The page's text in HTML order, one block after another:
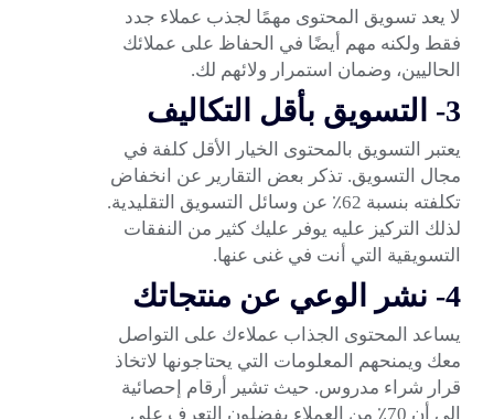
لا يعد تسويق المحتوى مهمًا لجذب عملاء جدد
فقط ولكنه مهم أيضًا في الحفاظ على عملائك
الحاليين، وضمان استمرار ولائهم لك.
3- التسويق بأقل التكاليف
يعتبر التسويق بالمحتوى الخيار الأقل كلفة في
مجال التسويق. تذكر بعض التقارير عن انخفاض
تكلفته بنسبة 62٪ عن وسائل التسويق التقليدية.
لذلك التركيز عليه يوفر عليك كثير من النفقات
التسويقية التي أنت في غنى عنها.
4- نشر الوعي عن منتجاتك
يساعد المحتوى الجذاب عملاءك على التواصل
معك ويمنحهم المعلومات التي يحتاجونها لاتخاذ
قرار شراء مدروس. حيث تشير أرقام إحصائية
إلى أن 70٪ من العملاء يفضلون التعرف على